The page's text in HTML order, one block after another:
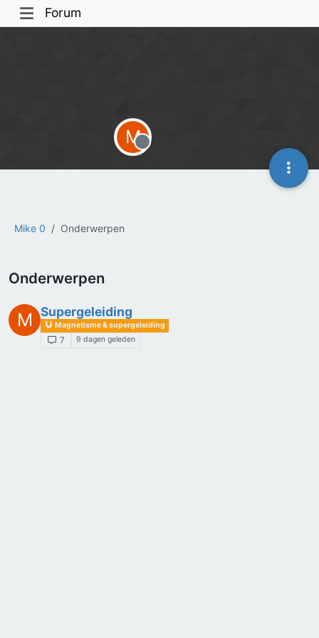
Forum
Mike 0 Onderwerpen
M
Offline
Onderwerpen
M Supergeleiding
Magnetisme & supergeleiding
7 9 dagen geleden